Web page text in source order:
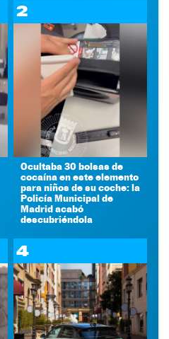
2
Ocultaba 30 bolsas de
cocaína en este elemento
para niños de su coche: la
Policía Municipal de
Madrid acabó
descubriéndola
4